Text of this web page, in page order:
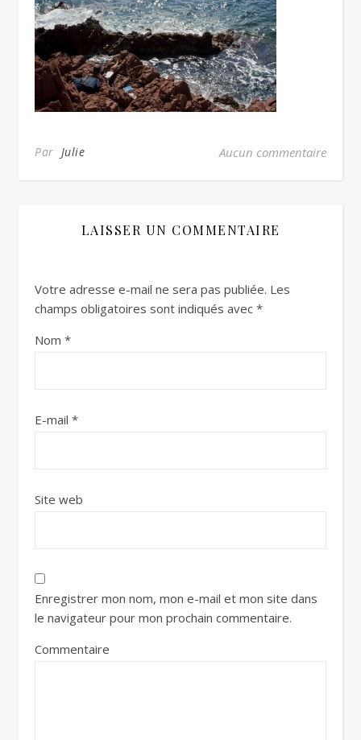
Par Julie Aucun commentaire
LAISSER UN COMMENTAIRE
Votre adresse e-mail ne sera pas publiée. Les
champs obligatoires sont indiqués avec *
Nom *
E-mail *
Site web
Enregistrer mon nom, mon e-mail et mon site dans
le navigateur pour mon prochain commentaire.
Commentaire